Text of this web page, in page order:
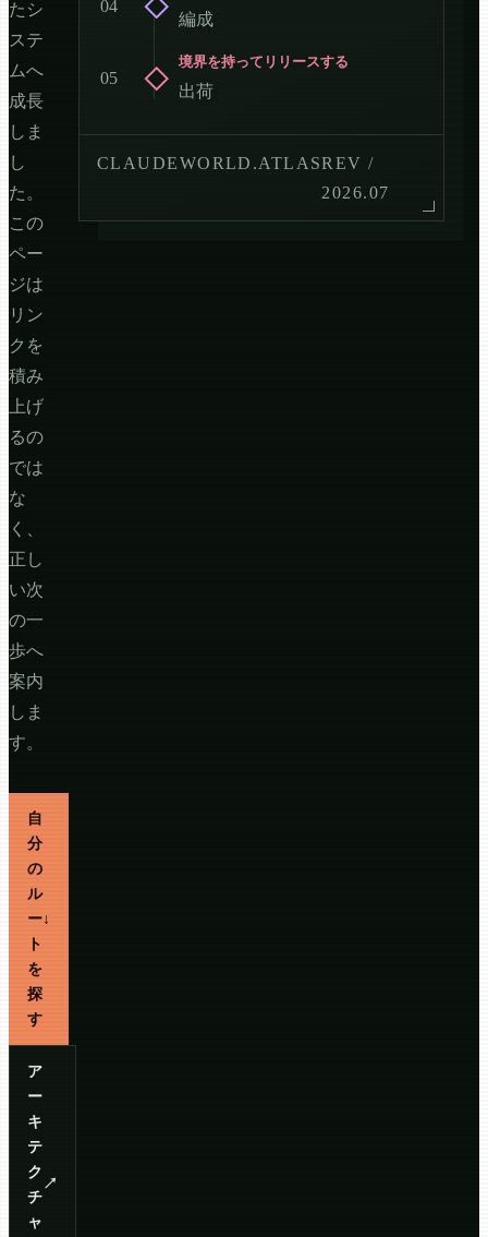
たシ
ステ
ムへ
成長
しま
し
た。
この
ペー
ジは
リン
クを
積み
上げ
るの
では
な
く、
正し
い次
の一
歩へ
案内
しま
す。
自
分
の
ル
ー
ト
を
探
す
↓
ア
ー
キ
テ
ク
チ
ャ
↗
04
編成
05
境界を持ってリリースする
出荷
CLAUDEWORLD.ATLASREV /
2026.07